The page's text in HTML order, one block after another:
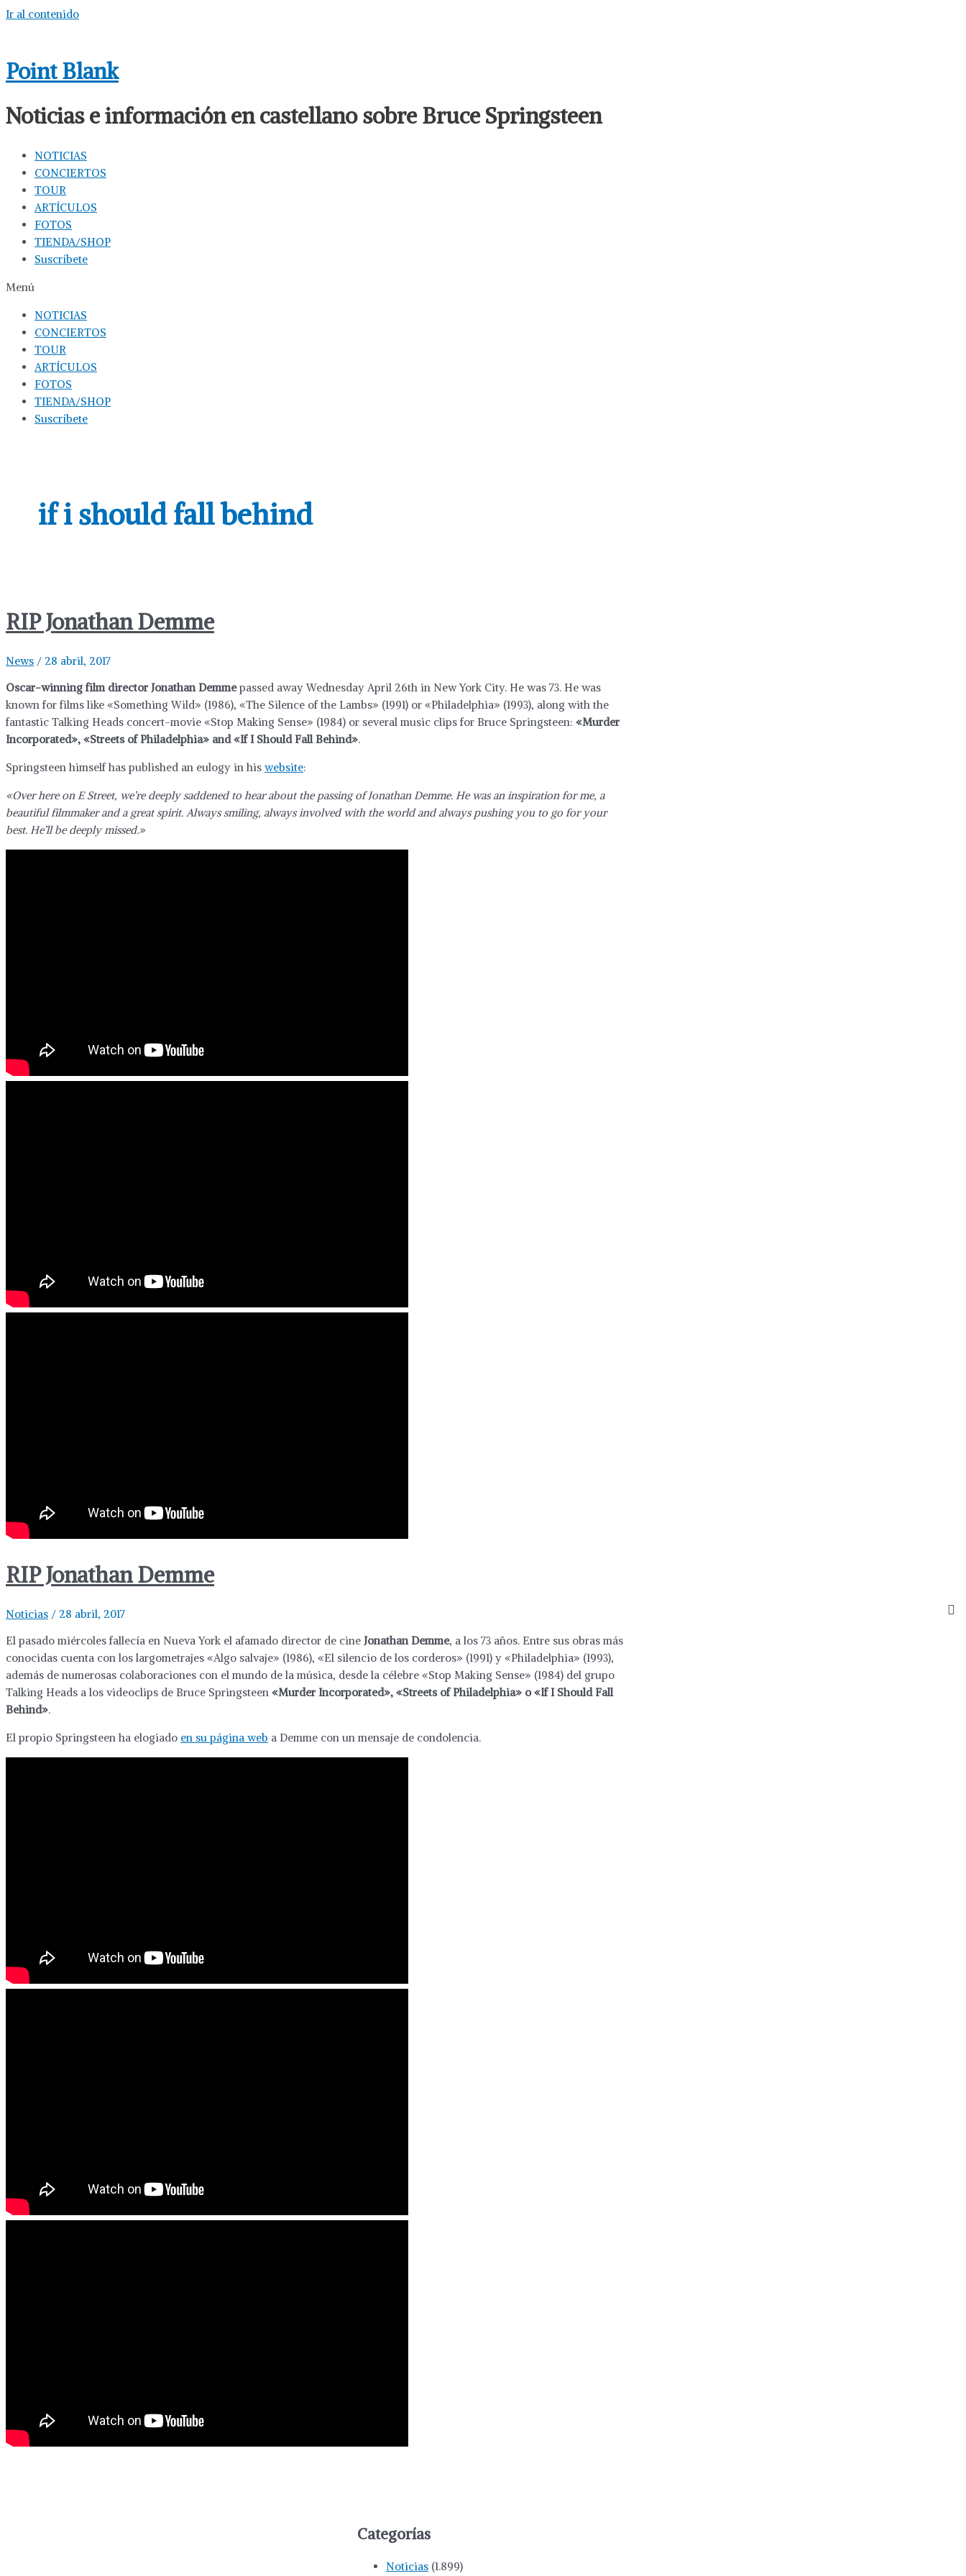
Ir al contenido
Point Blank
Noticias e información en castellano sobre Bruce Springsteen
NOTICIAS
CONCIERTOS
TOUR
ARTÍCULOS
FOTOS
TIENDA/SHOP
Suscríbete
Menú
NOTICIAS
CONCIERTOS
TOUR
ARTÍCULOS
FOTOS
TIENDA/SHOP
Suscríbete
if i should fall behind
RIP Jonathan Demme
News / 28 abril, 2017
Oscar-winning film director Jonathan Demmepassed away Wednesday April 26th in New York City. He was 73. He was
known for films like «Something Wild» (1986), «The Silence of the Lambs» (1991) or «Philadelphia» (1993), along with the
fantastic Talking Heads concert-movie «Stop Making Sense» (1984) or several music clips for Bruce Springsteen: «Murder
Incorporated», «Streets of Philadelphia» and «If I Should Fall Behind».
Springsteen himself has published an eulogy in his website:
«Over here on E Street, we’re deeply saddened to hear about the passing of Jonathan Demme. He was an inspiration for me, a
beautiful filmmaker and a great spirit. Always smiling, always involved with the world and always pushing you to go for your
best. He’ll be deeply missed.»
RIP Jonathan Demme
Noticias / 28 abril, 2017
El pasado miércoles fallecía en Nueva York el afamado director de cine Jonathan Demme, a los 73 años. Entre sus obras más
conocidas cuenta con los largometrajes «Algo salvaje» (1986), «El silencio de los corderos» (1991) y «Philadelphia» (1993),
además de numerosas colaboraciones con el mundo de la música, desde la célebre «Stop Making Sense» (1984) del grupo
Talking Heads a los videoclips de Bruce Springsteen «Murder Incorporated», «Streets of Philadelphia» o «If I Should Fall
Behind».
El propio Springsteen ha elogiado en su página web a Demme con un mensaje de condolencia.
Categorías
Noticias (1.899)